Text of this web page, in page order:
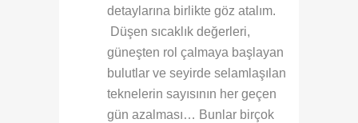
detaylarına birlikte göz atalım.
Düşen sıcaklık değerleri,
güneşten rol çalmaya başlayan
bulutlar ve seyirde selamlaşılan
teknelerin sayısının her geçen
gün azalması… Bunlar birçok